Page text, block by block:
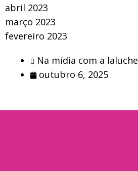
abril 2023
março 2023
fevereiro 2023
Na mídia com a laluche
outubro 6, 2025